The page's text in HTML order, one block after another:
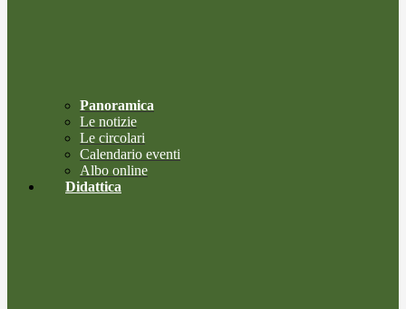
Panoramica
Le notizie
Le circolari
Calendario eventi
Albo online
Didattica